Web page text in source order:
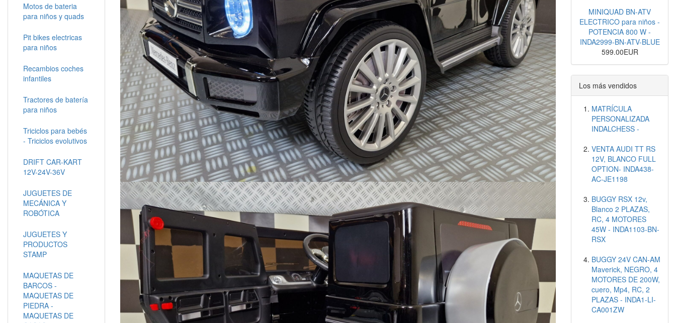
Motos de bateria
para niños y quads
Pit bikes electricas
para niños
Recambios coches
infantiles
Tractores de batería
para niños
Triciclos para bebés
- Triciclos evolutivos
DRIFT CAR-KART
12V-24V-36V
JUGUETES DE
MECÁNICA Y
ROBÓTICA
JUGUETES Y
PRODUCTOS
STAMP
MAQUETAS DE
BARCOS -
MAQUETAS DE
PIEDRA -
MAQUETAS DE
MINIQUAD BN-ATV
ELECTRICO para niños -
POTENCIA 800 W -
INDA2999-BN-ATV-BLUE
599.00EUR
Los más vendidos
MATRÍCULA
PERSONALIZADA
INDALCHESS -
VENTA AUDI TT RS
12V, BLANCO FULL
OPTION- INDA438-
AC-JE1198
BUGGY RSX 12v,
Blanco 2 PLAZAS,
RC, 4 MOTORES
45W - INDA1103-BN-
RSX
BUGGY 24V CAN-AM
Maverick, NEGRO, 4
MOTORES DE 200W,
cuero, Mp4, RC, 2
PLAZAS - INDA1-LI-
CA001ZW